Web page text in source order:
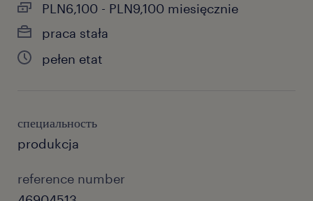
PLN6,100 - PLN9,100 miesięcznie
praca stała
pełen etat
специальность
produkcja
reference number